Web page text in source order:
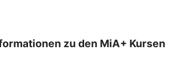
zu den MiA+ Kursen